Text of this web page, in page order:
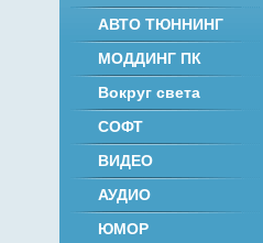
АВТО ТЮННИНГ
МОДДИНГ ПК
Вокруг света
СОФТ
ВИДЕО
АУДИО
ЮМОР